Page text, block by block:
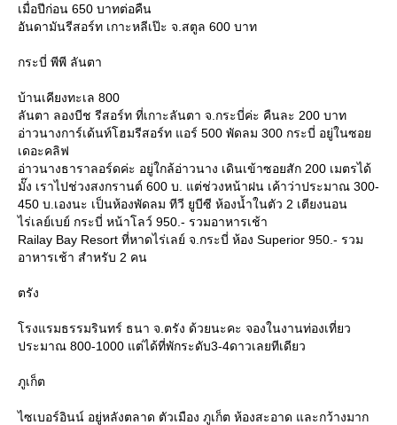
เมื่อปีก่อน 650 บาทต่อคืน
อันดามันรีสอร์ท เกาะหลีเป๊ะ จ.สตูล 600 บาท
กระบี่ พีพี ลันตา
บ้านเคียงทะเล 800
ลันตา ลองบีช รีสอร์ท ที่เกาะลันตา จ.กระบี่ค่ะ คืนละ 200 บาท
อ่าวนางการ์เด้นท์โฮมรีสอร์ท แอร์ 500 พัดลม 300 กระบี่ อยู่ในซอ
เดอะคลิฟ
อ่าวนางธาราลอร์ดค่ะ อยู่ใกล้อ่าวนาง เดินเข้าซอยสัก 200 เมตรได้
มั๊ง เราไปช่วงสงกรานต์ 600 บ. แต่ช่วงหน้าฝน เค้าว่าประมาณ 300-
450 บ.เองนะ เป็นห้องพัดลม ทีวี ยูบีซี ห้องน้ำในตัว 2 เตียงนอน
ไร่เลย์เบย์ กระบี่ หน้าโลว์ 950.- รวมอาหารเช้า
Railay Bay Resort ที่หาดไร่เลย์ จ.กระบี่ ห้อง Superior 950.- รวม
อาหารเช้า สำหรับ 2 คน
ตรัง
รงแรมธรรมรินทร์ ธนา จ.ตรัง ด้วยนะคะ จองในงานท่องเที่ยว
ประมาณ 800-1000 แต่ได้ที่พักระดับ3-4ดาวเลยทีเดียว
ภูเก็ต
ไซเบอร์อินน์ อยู่หลังตลาด ตัวเมือง ภูเก็ต ห้องสะอาด และกว้างมาก